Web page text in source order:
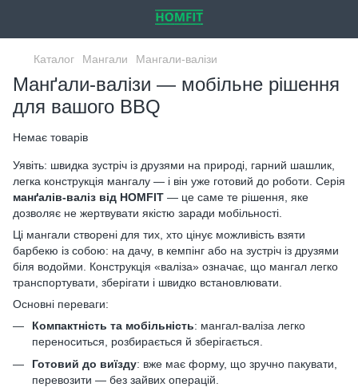
Каталог Мангали Мангали-валізи
Манґали-валізи — мобільне рішення
для вашого BBQ
Немає товарів
Уявіть: швидка зустріч із друзями на природі, гарний шашлик,
легка конструкція мангалу — і він уже готовий до роботи. Серія
манґалів-валіз від HOMFIT — це саме те рішення, яке
дозволяє не жерт­ву­ва­ти якіс­тю заради мобільності.
Ці мангали створені для тих, хто цінує можливість взяти
барбекю із собою: на дачу, в кемпінг або на зустріч із друзями
біля водойми. Конструкція «валіза» означає, що мангал легко
транспортувати, зберігати і швидко встановлювати.
Основні переваги:
Компактність та мобільність: мангал-валіза легко
переноситься, розбирається й зберігається.
Готовий до виїзду: вже має форму, що зручно пакувати,
перевозити — без зайвих операцій.